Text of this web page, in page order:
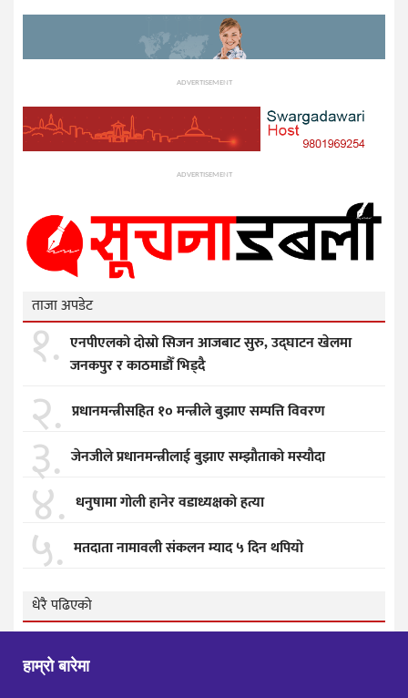
ADVERTISEMENT
ADVERTISEMENT
ताजा अपडेट
१. एनपीएलको दोस्रो सिजन आजबाट सुरु, उद्घाटन खेलमा
जनकपुर र काठमाडौँ भिड्दै
२. प्रधानमन्त्रीसहित १० मन्त्रीले बुझाए सम्पत्ति विवरण
३. जेनजीले प्रधानमन्त्रीलाई बुझाए सम्झाैताकाे मस्याैदा
४. धनुषामा गोली हानेर वडाध्यक्षको हत्या
५. मतदाता नामावली संकलन म्याद ५ दिन थपियो
धेरै पढिएको
हाम्रो बारेमा